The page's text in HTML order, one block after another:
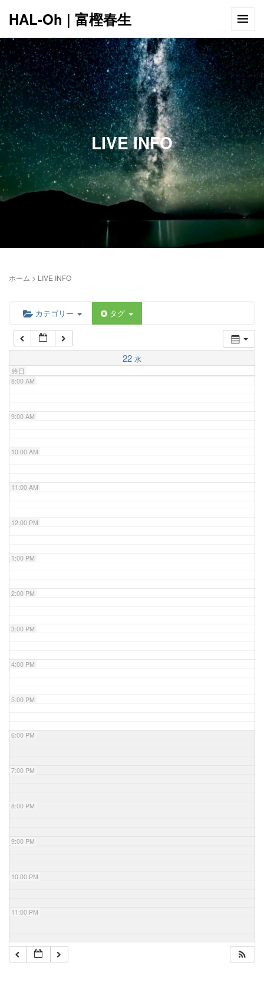
HAL-Oh | 富樫春生
LIVE INFO
ホーム > LIVE INFO
カテゴリー タグ
22 水
終日
12:00 AM
1:00 AM
2:00 AM
5:00 AM
6:00 AM
7:00 AM
8:00 AM
9:00 AM
10:00 AM
11:00 AM
12:00 PM
1:00 PM
2:00 PM
3:00 PM
4:00 PM
5:00 PM
6:00 PM
7:00 PM
8:00 PM
9:00 PM
10:00 PM
11:00 PM